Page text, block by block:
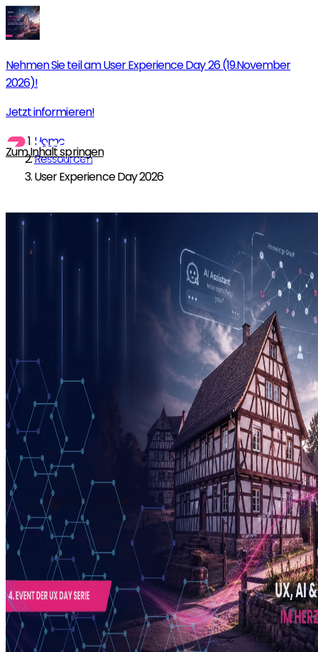
Nehmen Sie teil am User Experience Day 26 (19.November
2026)!
Jetzt informieren!
Zum Inhalt springen
Home
Ressourcen
User Experience Day 2026